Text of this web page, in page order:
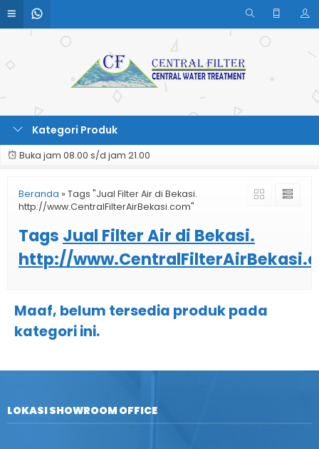
Kategori Produk
Buka jam 08.00 s/d jam 21.00
Beranda » Tags "Jual Filter Air di Bekasi.
http://www.CentralFilterAirBekasi.com"
Tags Jual Filter Air di Bekasi.
http://
Maaf, belum tersedia produk pada
kategori ini.
LOKASI SHOWROOM OFFICE